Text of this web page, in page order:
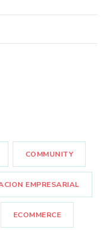
COMMUNITY
EMPRESARIAL
ECOMMERCE